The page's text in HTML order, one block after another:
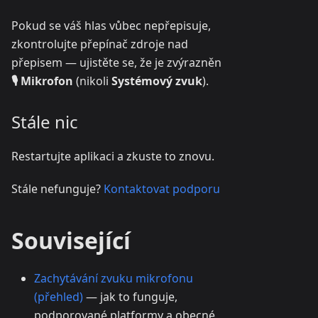
Pokud se váš hlas vůbec nepřepisuje,
zkontrolujte přepínač zdroje nad
přepisem — ujistěte se, že je zvýrazněn
🎙️ Mikrofon (nikoli Systémový zvuk).
Stále nic
Restartujte aplikaci a zkuste to znovu.
Stále nefunguje? Kontaktovat podporu
Související
Zachytávání zvuku mikrofonu
(přehled)— jak to funguje,